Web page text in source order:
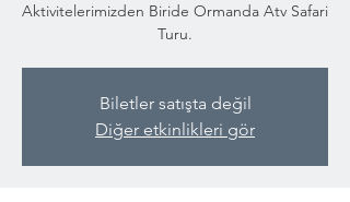
Aktivitelerimizden Biride Ormanda Atv Safari
Turu.
Biletler satışta değil
Diğer etkinlikleri gör